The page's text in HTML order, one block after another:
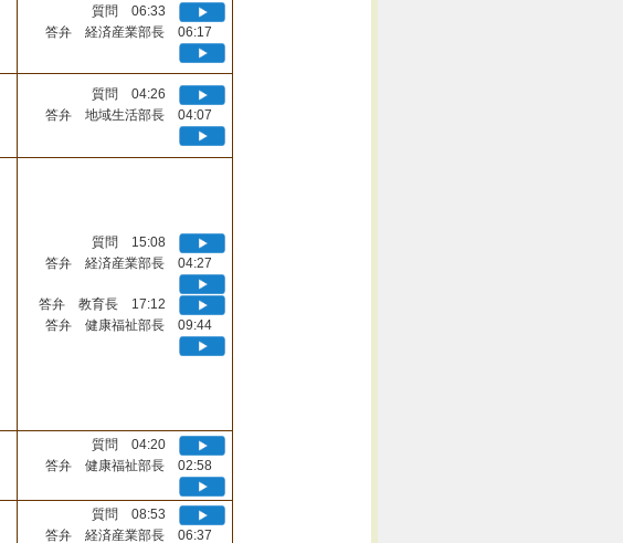
質問 06:33
答弁 経済産業部長 06:17
質問 04:26
答弁 地域生活部長 04:07
質問 15:08
答弁 経済産業部長 04:27
答弁 教育長 17:12
答弁 健康福祉部長 09:44
質問 04:20
答弁 健康福祉部長 02:58
質問 08:53
答弁 経済産業部長 06:37